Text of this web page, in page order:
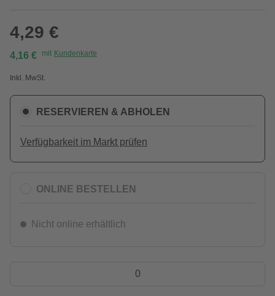
4,29 €
4,16 € mit Kundenkarte
Inkl. MwSt.
RESERVIEREN & ABHOLEN
Verfügbarkeit im Markt prüfen
ONLINE BESTELLEN
Nicht online erhältlich